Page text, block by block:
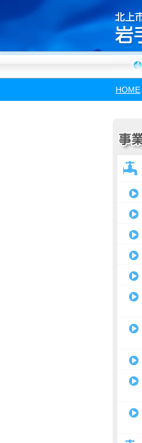
HOME